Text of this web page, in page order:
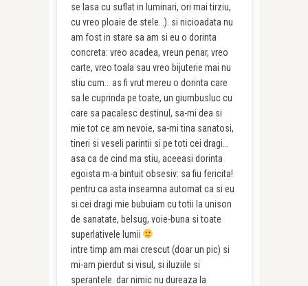
se lasa cu suflat in luminari, ori mai tirziu,
cu vreo ploaie de stele…). si nicioadata nu
am fost in stare sa am si eu o dorinta
concreta: vreo acadea, vreun penar, vreo
carte, vreo toala sau vreo bijuterie mai nu
stiu cum… as fi vrut mereu o dorinta care
sa le cuprinda pe toate, un giumbusluc cu
care sa pacalesc destinul, sa-mi dea si
mie tot ce am nevoie, sa-mi tina sanatosi,
tineri si veseli parintii si pe toti cei dragi…
asa ca de cind ma stiu, aceeasi dorinta
egoista m-a bintuit obsesiv: sa fiu fericita!
pentru ca asta inseamna automat ca si eu
si cei dragi mie bubuiam cu totii la unison
de sanatate, belsug, voie-buna si toate
superlativele lumii
intre timp am mai crescut (doar un pic) si
mi-am pierdut si visul, si iluziile si
sperantele. dar nimic nu dureaza la